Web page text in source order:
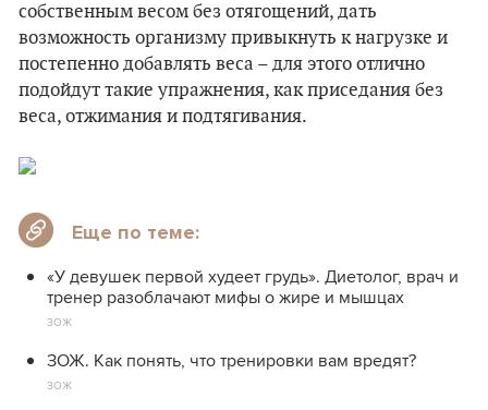
собственным весом без отягощений, дать
возможность организму привыкнуть к нагрузке и
постепенно добавлять веса – для этого отлично
подойдут такие упражнения, как приседания без
веса, отжимания и подтягивания.
Еще по теме:
«У девушек первой худеет грудь». Диетолог, врач и
тренер разоблачают мифы о жире и мышцах
ЗОЖ
ЗОЖ. Как понять, что тренировки вам вредят?
ЗОЖ